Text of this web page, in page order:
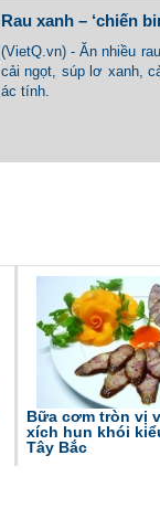
Rau xanh – ‘chiến
(VietQ.vn) - Ăn nhiều
cải ngọt, súp lơ xanh,
ác tính.
Bữa cơm tròn vị
xích hun khói
Tây Bắc